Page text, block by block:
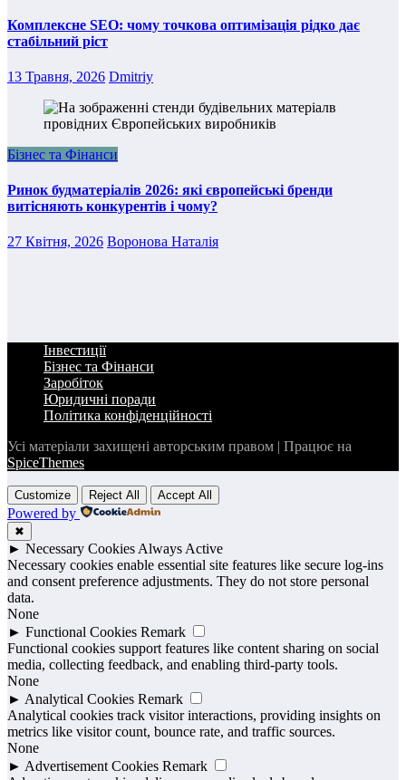
Комплексне SEO: чому точкова оптимізація рідко дає
стабільний ріст
13 Травня, 2026 Dmitriy
Бізнес та Фінанси
Ринок будматеріалів 2026: які європейські бренди
витісняють конкурентів і чому?
27 Квітня, 2026 Воронова Наталія
Інвестиції
Бізнес та Фінанси
Заробіток
Юридичні поради
Політика конфіденційності
Усі матеріали захищені авторським правом | Працює на
SpiceThemes
Customize Reject All Accept All
Powered by
✖
► Necessary CookiesAlways Active
Necessary cookies enable essential site features like secure log-ins
and consent preference adjustments. They do not store personal
data.
None
► Functional Cookies Remark
Functional cookies support features like content sharing on social
media, collecting feedback, and enabling third-party tools.
None
► Analytical Cookies Remark
Analytical cookies track visitor interactions, providing insights on
metrics like visitor count, bounce rate, and traffic sources.
None
► Advertisement Cookies Remark